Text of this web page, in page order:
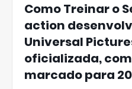
Como Treinar o
action
Universal
oficializada,
marcado para